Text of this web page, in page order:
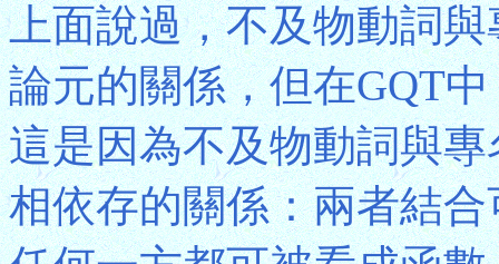
上面說過，不及物動詞
論元的關係，但在GQT
這是因為不及物動詞與
相依存的關係：兩者結